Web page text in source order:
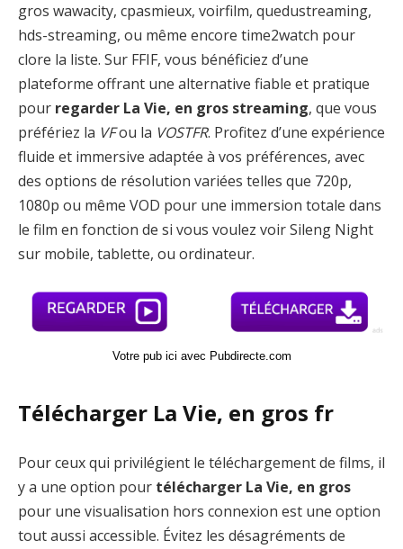
gros wawacity, cpasmieux, voirfilm, quedustreaming,
hds-streaming, ou même encore time2watch pour
clore la liste. Sur FFIF, vous bénéficiez d’une
plateforme offrant une alternative fiable et pratique
pour regarder La Vie, en gros streaming, que vous
préfériez la VFou la VOSTFR. Profitez d’une expérience
fluide et immersive adaptée à vos préférences, avec
des options de résolution variées telles que 720p,
1080p ou même VOD pour une immersion totale dans
le film en fonction de si vous voulez voir Sileng Night
sur mobile, tablette, ou ordinateur.
Votre pub ici avec Pubdirecte.com
Télécharger La Vie, en gros fr
Pour ceux qui privilégient le téléchargement de films, il
y a une option pour télécharger La Vie, en gros
pour une visualisation hors connexion est une option
tout aussi accessible. Évitez les désagréments de